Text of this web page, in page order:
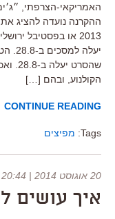
האמריקאי-הצרפתי,
ההקרנה נועדה להציג
הקולנוע, ובהם […]
CONTINUE READING
Tags: מפיצים
20 אוגוסט 2014 | 20:44
איך עושים